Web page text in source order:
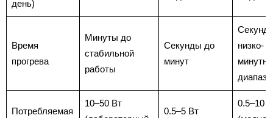
день)
Время
прогрева
Минуты до
стабильной
работы
Секунды до
минут
низко-
Потребляемая
10–50 Вт
0.5–5 Вт
0.5–10